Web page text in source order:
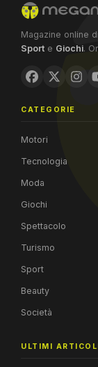
Magazine online di
Sport e Giochi.
CATEGORIE
Motori
Tecnologia
Moda
Giochi
Spettacolo
Turismo
Sport
Beauty
Società
ULTIMI